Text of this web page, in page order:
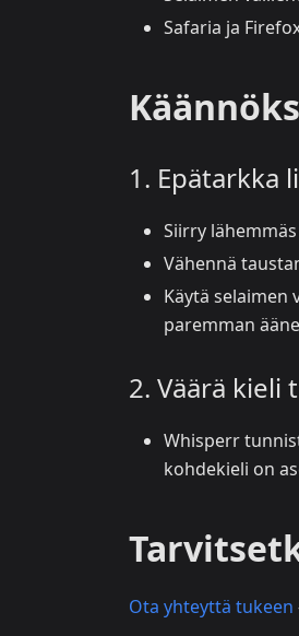
Safaria ja
1. Epätarkka
Siirry
Vähennä
Käytä
paremman
2. Väärä
Whisperr
kohdekieli on
Ota yhteyttä tukeen